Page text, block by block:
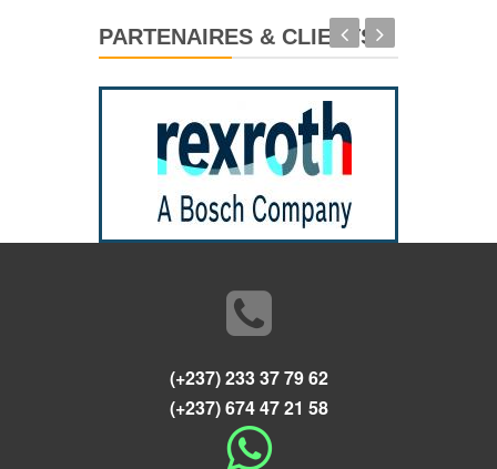
PARTENAIRES & CLIENTS
(+237) 233 37 79 62
(+237) 674 47 21 58